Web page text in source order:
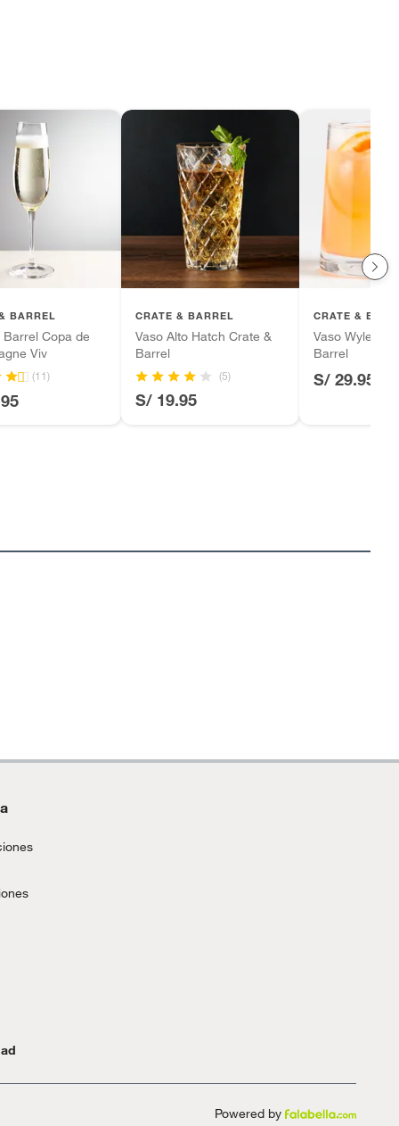
BARREL
Barrel Copa de
Viv
(11)
CRATE & BARREL
Vaso Alto Hatch Crate &
Barrel
(5)
S/ 19.95
CRATE &
Vaso Wyles
Barrel
S/ 29.95
Powered by